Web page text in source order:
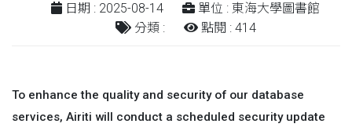
日期 : 2025-08-14
單位 : 東海大學圖書館
分類 :
點閱 : 414
To enhance the quality and security of our database
services, Airiti will conduct a scheduled security update